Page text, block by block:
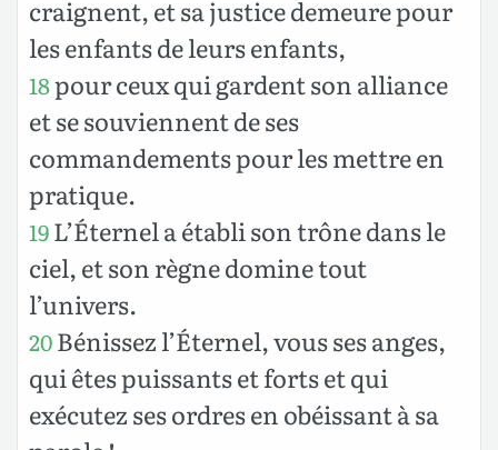
craignent, et sa justice demeure pour
les enfants de leurs enfants,
18pour ceux qui gardent son alliance
et se souviennent de ses
commandements pour les mettre en
pratique.
19L’Éternel a établi son trône dans le
ciel, et son règne domine tout
l’univers.
20Bénissez l’Éternel, vous ses anges,
qui êtes puissants et forts et qui
exécutez ses ordres en obéissant à sa